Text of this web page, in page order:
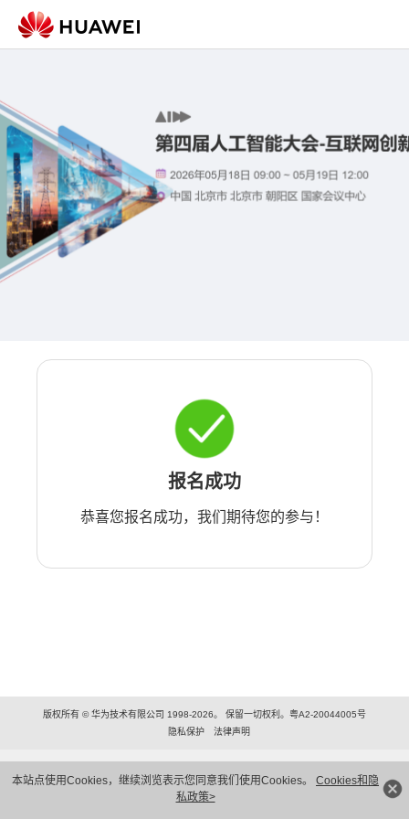
本站点使用Cookies，继续浏览表示您同意我们使用Cookies。 Cookies和隐
私政策>
报名成功
恭喜您报名成功，我们期待您的参与！
版权所有 © 华为技术有限公司 1998-2026。 保留一切权利。粤A2-20044005号
隐私保护
法律声明